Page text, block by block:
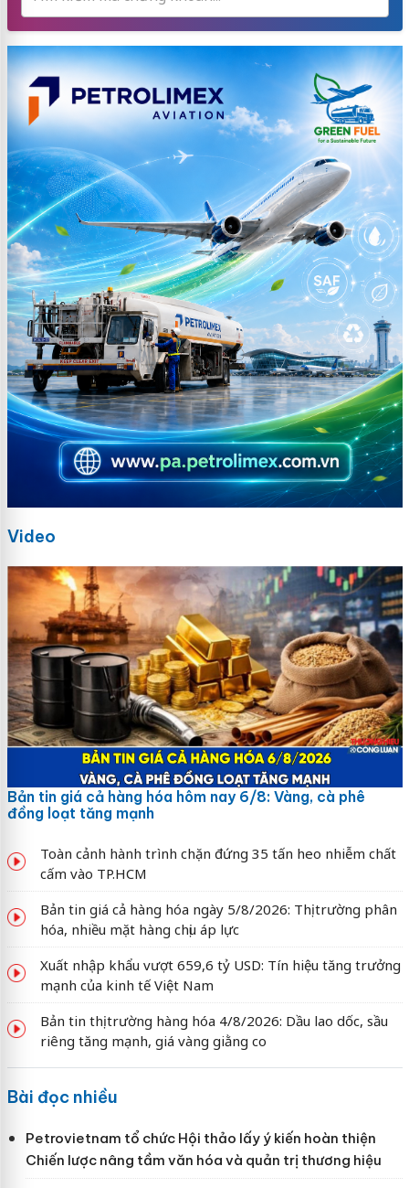
Video
Bản tin giá cả hàng hóa hôm nay 6/8: Vàng, cà phê
đồng loạt tăng mạnh
Toàn cảnh hành trình chặn đứng 35 tấn heo nhiễm chất
cấm vào TP.HCM
Bản tin giá cả hàng hóa ngày 5/8/2026: Thị trường phân
hóa, nhiều mặt hàng chịu áp lực
Xuất nhập khẩu vượt 659,6 tỷ USD: Tín hiệu tăng trưởng
mạnh của kinh tế Việt Nam
Bản tin thị trường hàng hóa 4/8/2026: Dầu lao dốc, sầu
riêng tăng mạnh, giá vàng giằng co
Bài đọc nhiều
Petrovietnam tổ chức Hội thảo lấy ý kiến hoàn thiện
Chiến lược nâng tầm văn hóa và quản trị thương hiệu